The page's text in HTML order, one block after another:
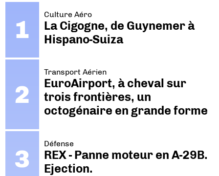
Culture Aéro
La Cigogne, de Guynemer à
Hispano-Suiza
Transport Aérien
EuroAirport, à cheval sur
trois frontières, un
octogénaire en grande forme
Défense
REX - Panne moteur en A-29B.
Ejection.